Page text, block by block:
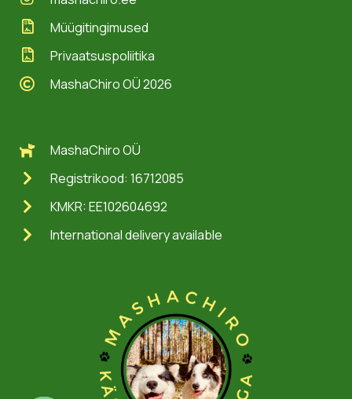
MashaChiro OÜ
Registrikood: 16712085
KMKR: EE102604692
International delivery available
Müügitingimused
Privaatsuspoliitika
MashaChiro OÜ 2026